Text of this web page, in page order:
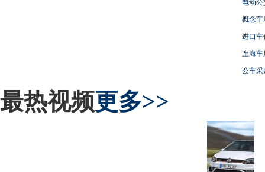
电动
概念车
进口车
上海
公车采
最热视频更多>>